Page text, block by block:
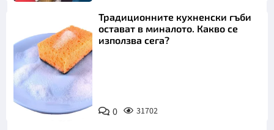
Снимка:
Пиксабей
Традиционните кухненски гъби
остават в миналото. Какво се
използва сега?
0 31702